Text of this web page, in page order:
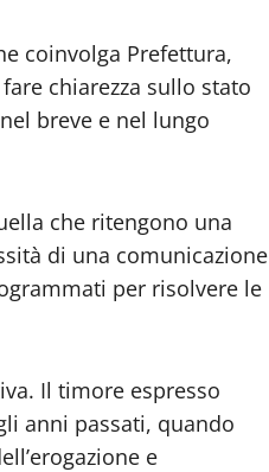
coinvolga Prefettura,
chiarezza sullo stato
breve e nel lungo
che ritengono una
di una comunicazione
per risolvere le
Il timore espresso
anni passati, quando
e